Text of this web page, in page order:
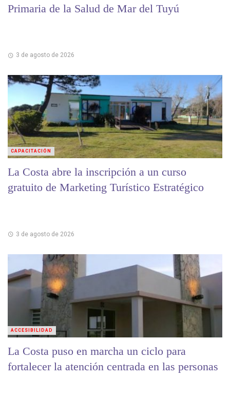
Primaria de la Salud de Mar del Tuyú
3 de agosto de 2026
La Costa abre la inscripción a un curso
gratuito de Marketing Turístico Estratégico
3 de agosto de 2026
CAPACITACIÓN
La Costa puso en marcha un ciclo para
fortalecer la atención centrada en las personas
ACCESIBILIDAD